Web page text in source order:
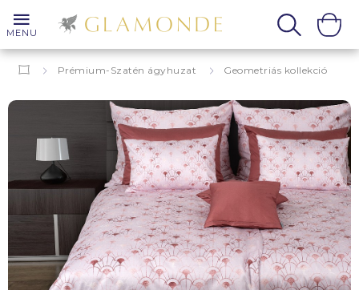
MENU
Prémium-Szatén ágyhuzat Geometriás kollekció
Grafika Romeo